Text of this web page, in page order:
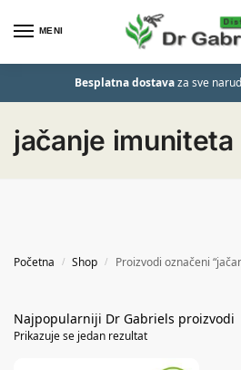
MENI
Besplatna dostavaza sve
jačanje imuniteta
Početna / Shop / Proizvodi označeni
Prikazuje se jedan rezultat